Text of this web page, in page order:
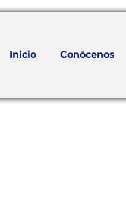
Inicio Conócenos